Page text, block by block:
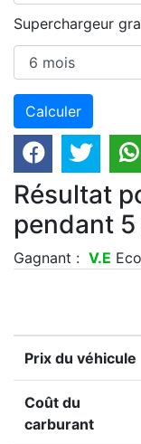
Superchargeur
Résultat
pendant
Gagnant : V.E
Prix du véhicule
Coût du
carburant